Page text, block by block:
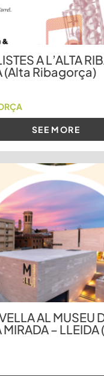
A L’ALTA
(Alta Ribagorça)
SEE MORE
AL MUSEU
MIRADA –